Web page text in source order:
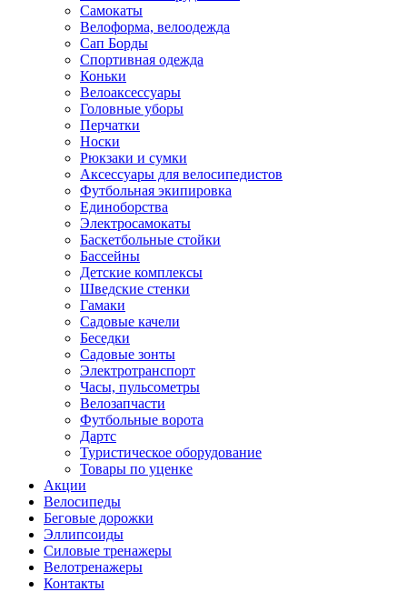
Самокаты
Велоформа, велоодежда
Сап Борды
Спортивная одежда
Коньки
Велоаксессуары
Головные уборы
Перчатки
Носки
Рюкзаки и сумки
Аксессуары для велосипедистов
Футбольная экипировка
Единоборства
Электросамокаты
Баскетбольные стойки
Бассейны
Детские комплексы
Шведские стенки
Гамаки
Садовые качели
Беседки
Садовые зонты
Электротранспорт
Часы, пульсометры
Велозапчасти
Футбольные ворота
Дартс
Туристическое оборудование
Товары по уценке
Акции
Велосипеды
Беговые дорожки
Эллипсоиды
Силовые тренажеры
Велотренажеры
Контакты